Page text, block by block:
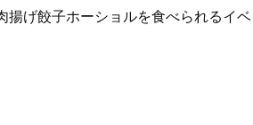
げ餃子ホーショルを食べられるイ